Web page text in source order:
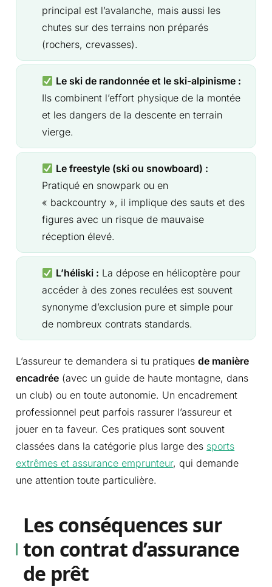
principal est l’avalanche, mais aussi les
chutes sur des terrains non préparés
(rochers, crevasses).
Le ski de randonnée et le ski-alpinisme :
Ils combinent l’effort physique de la montée
et les dangers de la descente en terrain
vierge.
Le freestyle (ski ou snowboard) :
Pratiqué en snowpark ou en
« backcountry », il implique des sauts et des
figures avec un risque de mauvaise
réception élevé.
L’héliski : La dépose en hélicoptère pour
accéder à des zones reculées est souvent
synonyme d’exclusion pure et simple pour
de nombreux contrats standards.
L’assureur te demandera si tu pratiquesde manière
encadrée (avec un guide de haute montagne, dans
un club) ou en toute autonomie. Un encadrement
professionnel peut parfois rassurer l’assureur et
jouer en ta faveur. Ces pratiques sont souvent
classées dans la catégorie plus large des sports
extrêmes et assurance emprunteur, qui demande
une attention toute particulière.
Les conséquences sur
ton contrat d’assurance
de prêt